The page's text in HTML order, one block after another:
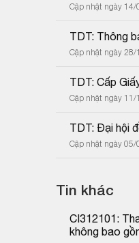
Cập nhật ngày
TDT: Thông
Cập nhật ngày
TDT: Cấp
Cập nhật ngày
TDT: Đại hội
Cập nhật ngày
Tin khác
CI312101:
không bao